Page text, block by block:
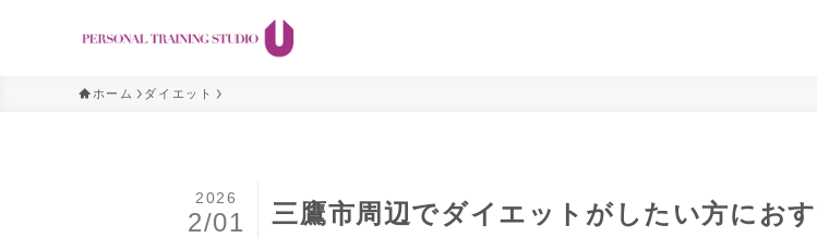
ホーム ダイエット
三鷹市周辺でダイエットがしたい方にお
2026
2/01